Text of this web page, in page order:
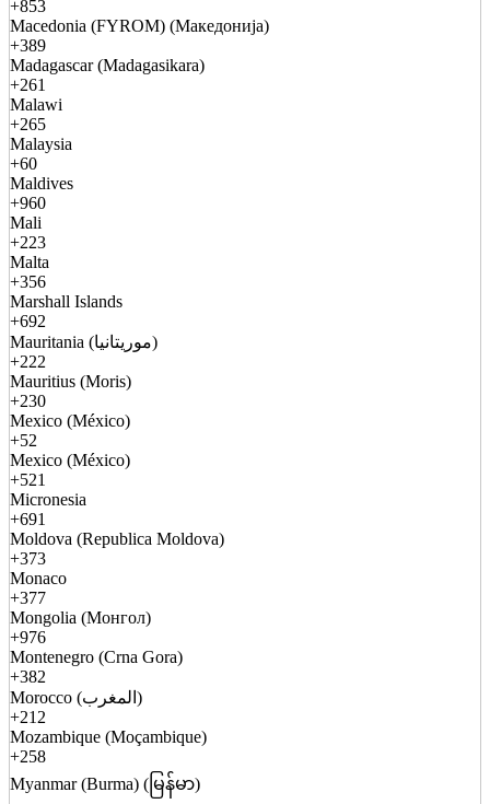
+853
Macedonia (FYROM) (Македонија)
+389
Madagascar (Madagasikara)
+261
Malawi
+265
Malaysia
+60
Maldives
+960
Mali
+223
Malta
+356
Marshall Islands
+692
Mauritania (موريتانيا)
+222
Mauritius (Moris)
+230
Mexico (México)
+52
Mexico (México)
+521
Micronesia
+691
Moldova (Republica Moldova)
+373
Monaco
+377
Mongolia (Монгол)
+976
Montenegro (Crna Gora)
+382
Morocco (المغرب)
+212
Mozambique (Moçambique)
+258
Myanmar (Burma) (မြန်မာ)